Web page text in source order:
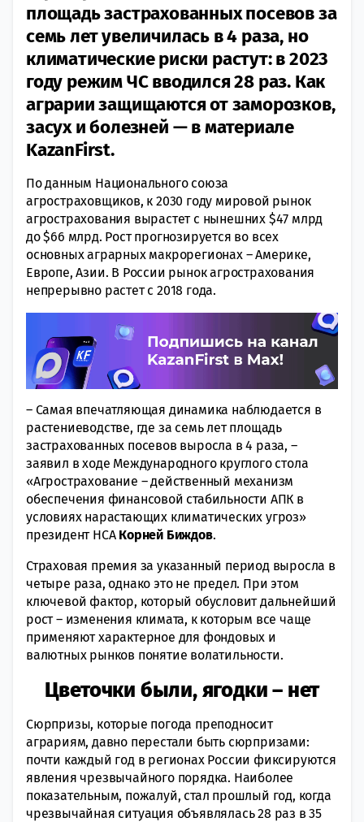
площадь застрахованных посевов за
семь лет увеличилась в 4 раза, но
климатические риски растут: в 2023
году режим ЧС вводился 28 раз. Как
аграрии защищаются от заморозков,
засух и болезней — в материале
KazanFirst.
По данным Национального союза
агростраховщиков, к 2030 году мировой рынок
агрострахования вырастет с нынешних $47 млрд
до $66 млрд. Рост прогнозируется во всех
основных аграрных макрорегионах – Америке,
Европе, Азии. В России рынок агрострахования
непрерывно растет с 2018 года.
– Самая впечатляющая динамика наблюдается в
растениеводстве, где за семь лет площадь
застрахованных посевов выросла в 4 раза, –
заявил в ходе Международного круглого стола
«Агрострахование – действенный механизм
обеспечения финансовой стабильности АПК в
условиях нарастающих климатических угроз»
президент НСА Корней Биждов.
Страховая премия за указанный период выросла в
четыре раза, однако это не предел. При этом
ключевой фактор, который обусловит дальнейший
рост – изменения климата, к которым все чаще
применяют характерное для фондовых и
валютных рынков понятие волатильности.
Цветочки были, ягодки – нет
Сюрпризы, которые погода преподносит
аграриям, давно перестали быть сюрпризами:
почти каждый год в регионах России фиксируются
явления чрезвычайного порядка. Наиболее
показательным, пожалуй, стал прошлый год, когда
чрезвычайная ситуация объявлялась 28 раз в 35